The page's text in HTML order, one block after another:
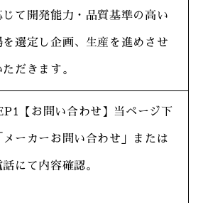
じて開発能力・品質基準の高い
を選定し企画、生産を進めさせ
ただきます。
【お問い合わせ】当ページ下
メーカーお問い合わせ」または
話にて内容確認。